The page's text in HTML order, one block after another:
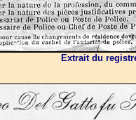
Extrait du